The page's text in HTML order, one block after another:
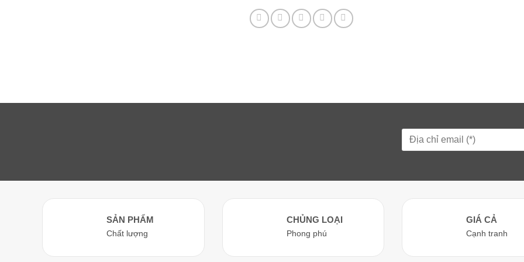
SẢN PHẨM
Chất lượng
CHỦNG LOẠI
Phong phú
GIÁ CẢ
Cạnh tranh